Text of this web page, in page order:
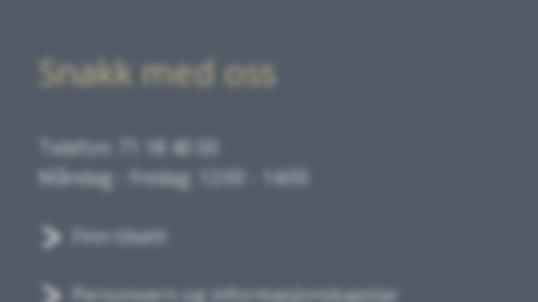
Snakk med oss
Telefon: 71 18 40 00
Måndag - fredag: 12:00 - 14:00
Finn tilsett
Personvern og informasjonskapslar